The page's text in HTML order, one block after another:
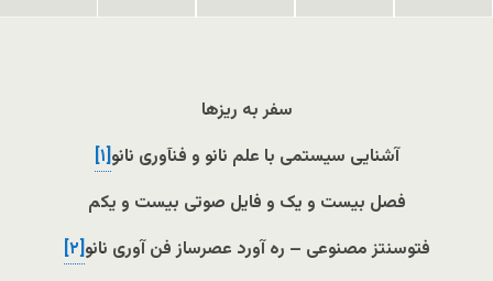
سفر به ریزها
آشنایی سیستمی با علم نانو و فنآوری نانو[۱]
فصل بیست و یک و فایل صوتی بیست و یکم
فتوسنتز مصنوعی – ره آورد عصرساز فن آوری نانو[۲]